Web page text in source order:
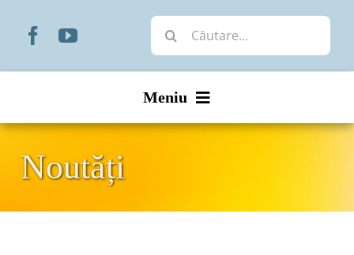
Cautare...
Meniu
Noutăți